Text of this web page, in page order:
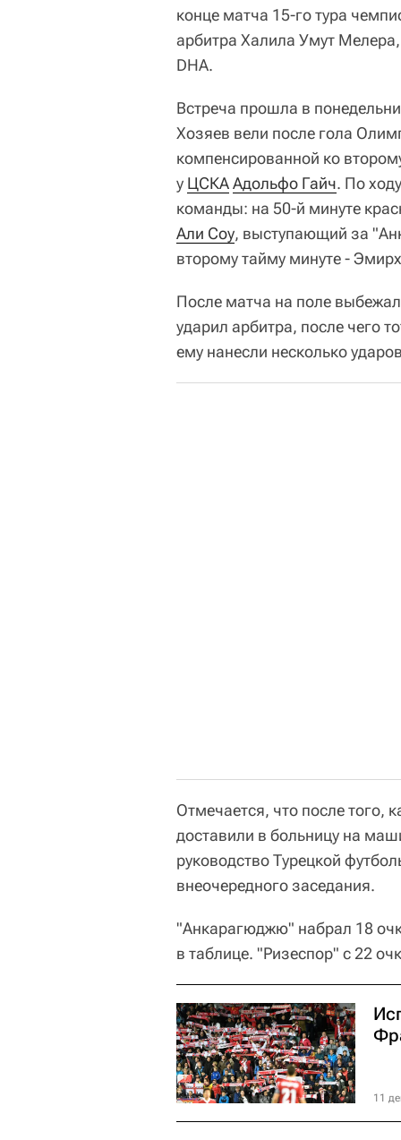
конце матча 15-го тура
арбитра Халила Умут
DHA.
Встреча прошла в
Хозяев вели после гола
компенсированной ко
у ЦСКААдольфо Гайч. По
команды: на 50-й минуте
Али Соу, выступающий за
второму тайму минуте -
После матча на поле
ударил арбитра, после чего
ему нанесли несколько
Отмечается, что после того,
доставили в больницу на
руководство Турецкой
внеочередного заседания.
"Анкарагюджю" набрал 18
в таблице. "Ризеспор" с 22
11